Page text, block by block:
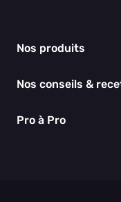
Nos produits
Épicerie
Boissons
Nos conseils &
Recettes
Pro à Pro